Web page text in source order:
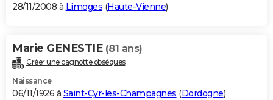
28/11/2008 à Limoges (Haute-Vienne)
Marie GENESTIE (81 ans)
Créer une cagnotte obsèques
Naissance
06/11/1926 à Saint-Cyr-les-Champagnes (Dordogne)